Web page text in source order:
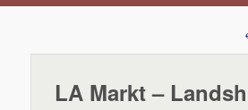
LA Markt –